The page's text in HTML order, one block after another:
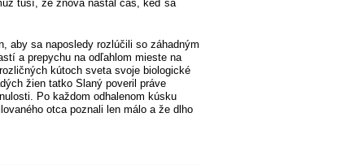
tuší, že znova nastal čas, keď sa
aby sa naposledy rozlúčili so záhadným
a prepychu na odľahlom mieste na
kútoch sveta svoje biologické
žien tatko Slaný poveril práve
Po každom odhalenom kúsku
otca poznali len málo a že dlho